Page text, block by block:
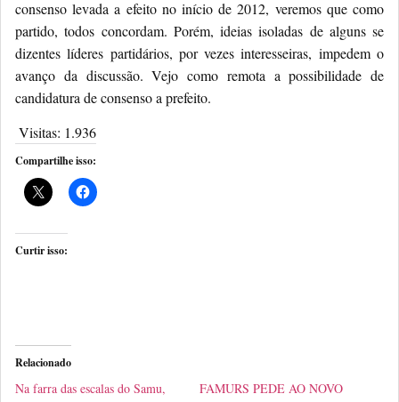
consenso levada a efeito no início de 2012, veremos que como
partido, todos concordam. Porém, ideias isoladas de alguns se
dizentes líderes partidários, por vezes interesseiras, impedem o
avanço da discussão. Vejo como remota a possibilidade de
candidatura de consenso a prefeito.
Visitas: 1.936
Compartilhe isso:
Curtir isso:
Relacionado
Na farra das escalas do Samu,
FAMURS PEDE AO NOVO